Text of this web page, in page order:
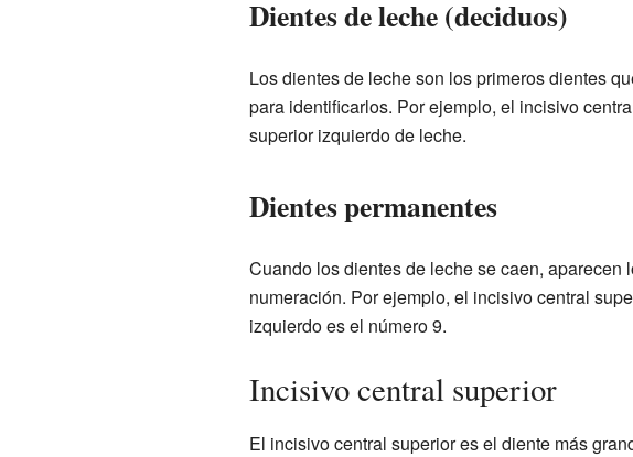
Dientes de leche (deciduos)
Los dientes de leche son los primeros dientes
para identificarlos. Por ejemplo, el incisivo
superior izquierdo de leche.
Dientes permanentes
Cuando los dientes de leche se caen,
numeración. Por ejemplo, el incisivo central
izquierdo es el número 9.
Incisivo central superior
El incisivo central superior es el diente más